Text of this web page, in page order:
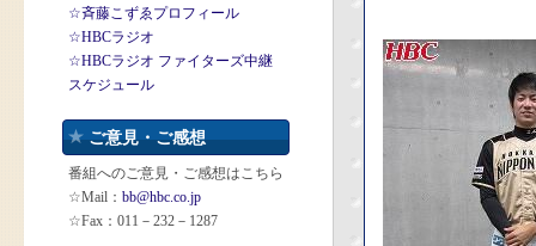
☆斉藤こずゑプロフィール
☆HBCラジオ
☆HBCラジオ ファイターズ中継
スケジュール
ご意見・ご感想
番組へのご意見・ご感想はこちら
☆Mail： bb@hbc.co.jp
☆Fax：011－232－1287